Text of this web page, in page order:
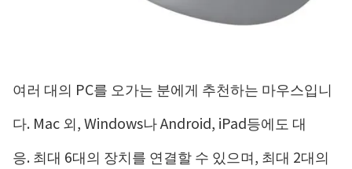
여러 대의 PC를 오가는 분에게 추천하는 마우스입니
다. Mac 외, Windows나 Android, iPad등에도 대
응. 최대 6대의 장치를 연결할 수 있으며, 최대 2대의